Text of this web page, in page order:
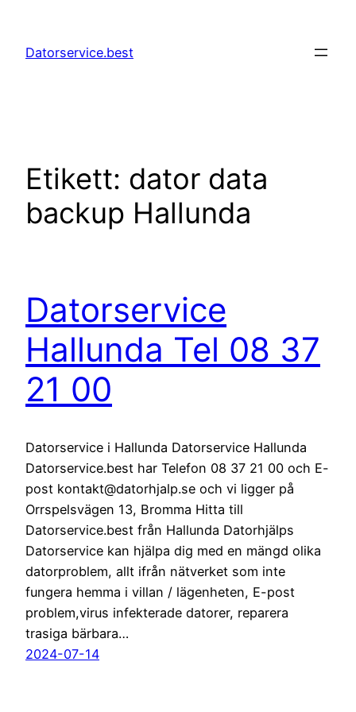
innehåll
Datorservice.best
Etikett: dator data
backup Hallunda
Datorservice
Hallunda Tel 08 37
21 00
Datorservice i Hallunda Datorservice Hallunda
Datorservice.best har Telefon 08 37 21 00 och E-
post kontakt@datorhjalp.se och vi ligger på
Orrspelsvägen 13, Bromma Hitta till
Datorservice.best från Hallunda Datorhjälps
Datorservice kan hjälpa dig med en mängd olika
datorproblem, allt ifrån nätverket som inte
fungera hemma i villan / lägenheten, E-post
problem,virus infekterade datorer, reparera
trasiga bärbara…
2024-07-14